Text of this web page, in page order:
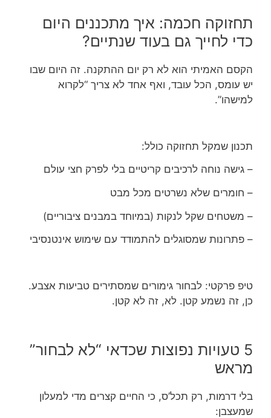
תחזוקה חכמה: איך מתכננים היום
כדי לחייך גם בעוד שנתיים?
הקסם האמיתי הוא לא רק יום ההתקנה. זה היום שבו
יש עומס, הכל עובד, ואף אחד לא צריך “לקרוא
למישהו”.
תכנון שמקל תחזוקה כולל:
– גישה נוחה לרכיבים קריטיים בלי לפרק חצי עולם
– חומרים שלא נשרטים מכל מבט
– משטחים שקל לנקות (במיוחד במבנים ציבוריים)
– פתרונות שמסוגלים להתמודד עם שימוש אינטנסיבי
טיפ פרקטי: לבחור גימורים שמסתירים טביעות אצבע.
כן, זה נשמע קטן. לא, זה לא קטן.
5 טעויות נפוצות שכדאי “לא לבחור”
מראש
בלי דרמות, רק תכל’ס, כי החיים קצרים מדי למעלון
שמעצבן: